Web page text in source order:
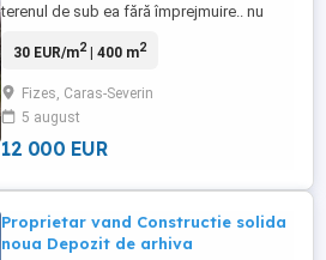
terenul de sub ea fără împrejmuire.. nu
Pentru detalii suplimentare sunați.
30 EUR/m2| 400 m2
Fizes, Caras-Severin
5 august
12 000 EUR
Proprietar vand Constructie solida
noua Depozit de arhiva